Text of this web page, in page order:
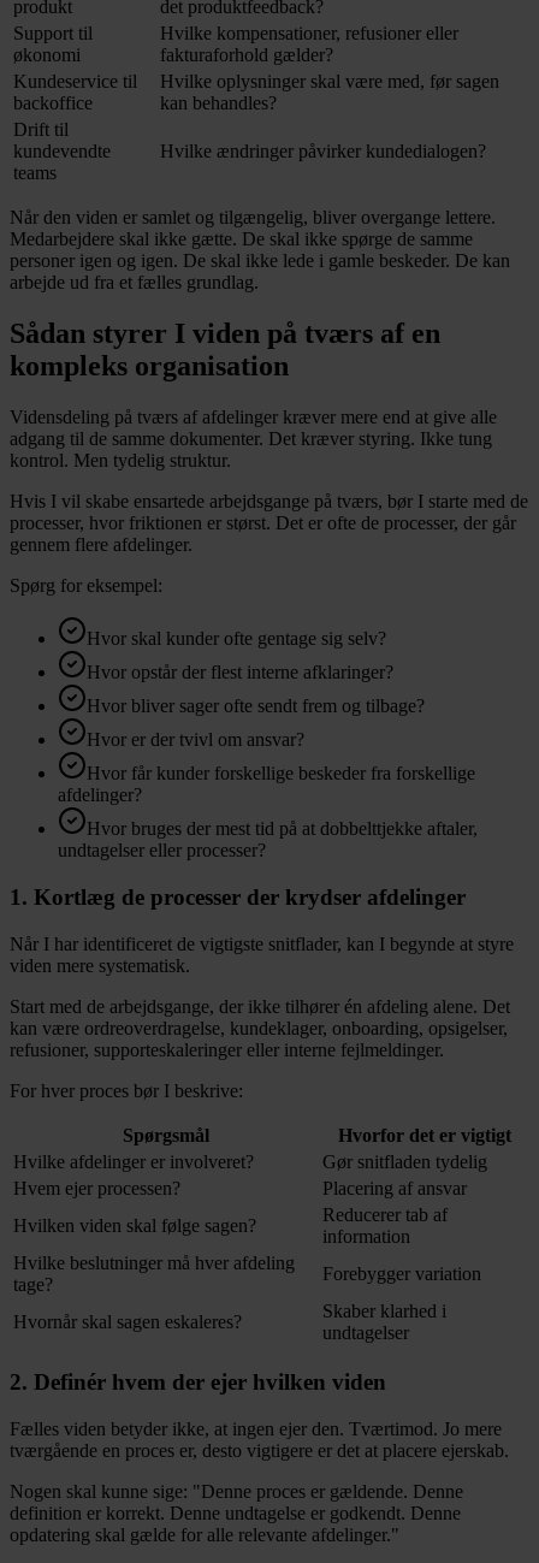
produkt
det produktfeedback?
Support til
økonomi
Hvilke kompensationer, refusioner eller
fakturaforhold gælder?
Kundeservice til
backoffice
Hvilke oplysninger skal være med, før sagen
kan behandles?
Drift til
kundevendte
teams
Hvilke ændringer påvirker kundedialogen?
Når den viden er samlet og tilgængelig, bliver overgange lettere.
Medarbejdere skal ikke gætte. De skal ikke spørge de samme
personer igen og igen. De skal ikke lede i gamle beskeder. De kan
arbejde ud fra et fælles grundlag.
Sådan styrer I viden på tværs af en
kompleks organisation
Vidensdeling på tværs af afdelinger kræver mere end at give alle
adgang til de samme dokumenter. Det kræver styring. Ikke tung
kontrol. Men tydelig struktur.
Hvis I vil skabe ensartede arbejdsgange på tværs, bør I starte med de
processer, hvor friktionen er størst. Det er ofte de processer, der går
gennem flere afdelinger.
Spørg for eksempel:
Hvor skal kunder ofte gentage sig selv?
Hvor opstår der flest interne afklaringer?
Hvor bliver sager ofte sendt frem og tilbage?
Hvor er der tvivl om ansvar?
Hvor får kunder forskellige beskeder fra forskellige
afdelinger?
Hvor bruges der mest tid på at dobbelttjekke aftaler,
undtagelser eller processer?
1. Kortlæg de processer der krydser afdelinger
Når I har identificeret de vigtigste snitflader, kan I begynde at styre
viden mere systematisk.
Start med de arbejdsgange, der ikke tilhører én afdeling alene. Det
kan være ordreoverdragelse, kundeklager, onboarding, opsigelser,
refusioner, supporteskaleringer eller interne fejlmeldinger.
For hver proces bør I beskrive:
Spørgsmål
Hvorfor det er vigtigt
Hvilke afdelinger er involveret?
Gør snitfladen tydelig
Hvem ejer processen?
Placering af ansvar
Hvilken viden skal følge sagen?
Reducerer tab af
information
Hvilke beslutninger må hver afdeling
tage?
Forebygger variation
Hvornår skal sagen eskaleres?
Skaber klarhed i
undtagelser
2. Definér hvem der ejer hvilken viden
Fælles viden betyder ikke, at ingen ejer den. Tværtimod. Jo mere
tværgående en proces er, desto vigtigere er det at placere ejerskab.
Nogen skal kunne sige: "Denne proces er gældende. Denne
definition er korrekt. Denne undtagelse er godkendt. Denne
opdatering skal gælde for alle relevante afdelinger."